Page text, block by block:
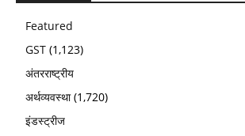
Featured
GST (1,123)
अंतरराष्ट्रीय
अर्थव्यवस्था(1,720)
इंडस्ट्रीज